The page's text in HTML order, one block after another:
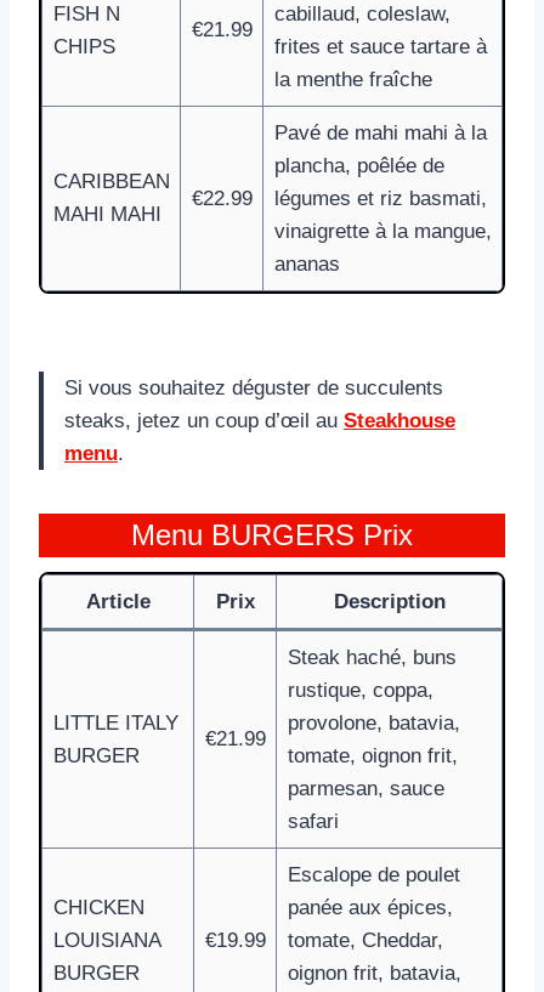
FISH N
CHIPS
€21.99
cabillaud, coleslaw,
frites et sauce tartare à
la menthe fraîche
CARIBBEAN
MAHI MAHI
€22.99
Pavé de mahi mahi à la
plancha, poêlée de
légumes et riz basmati,
vinaigrette à la mangue,
ananas
Si vous souhaitez déguster de succulents
steaks, jetez un coup d’œil au Steakhouse
menu.
Menu BURGERS Prix
Article Prix Description
LITTLE ITALY
BURGER
€21.99
Steak haché, buns
rustique, coppa,
provolone, batavia,
tomate, oignon frit,
parmesan, sauce
safari
CHICKEN
LOUISIANA
BURGER
€19.99
Escalope de poulet
panée aux épices,
tomate, Cheddar,
oignon frit, batavia,